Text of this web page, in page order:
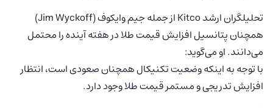
تحلیلگران ارشد Kitco از جمله جیم وایکوف (Jim Wyckoff)
همچنان پتانسیل افزایش قیمت طلا در هفته آینده را محتمل
می‌دانند. او می‌گوید:
با توجه به اینکه وضعیت تکنیکال همچنان صعودی است، انتظار
افزایش تدریجی و مستمر قیمت طلا وجود دارد.